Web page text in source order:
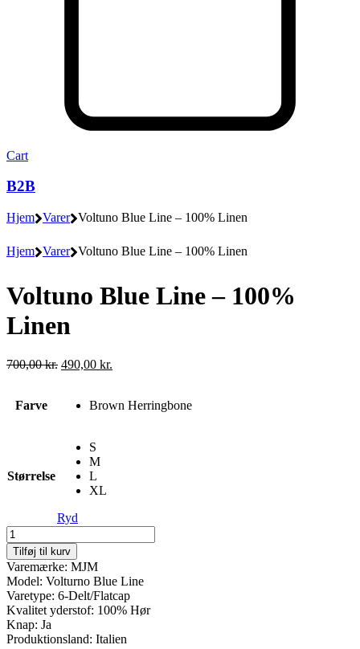
Cart
B2B
Hjem Varer Voltuno Blue Line – 100% Linen
Hjem Varer Voltuno Blue Line – 100% Linen
Voltuno Blue Line – 100%
Linen
700,00kr. Den
var:
490,00 kr.
er:
Farve Brown Herringbone
Størrelse
S
M
L
XL
Ryd
Voltuno
Blue
Line
-
100%
Linen
antal
Tilføj til kurv
Varemærke: MJM
Model: Volturno Blue Line
Varetype: 6-Delt/Flatcap
Kvalitet yderstof: 100% Hør
Knap: Ja
Produktionsland: Italien